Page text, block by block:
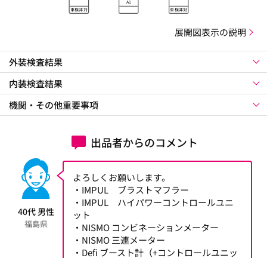
車検非対
応
A1
車検非対
応
展開図表示の説明
外装検査結果
内装検査結果
機関・その他重要事項
出品者からのコメント
40代 男性
福島県
よろしくお願いします。
・IMPUL ブラストマフラー
・IMPUL ハイパワーコントロールユニ
ット
・NISMO コンビネーションメーター
・NISMO 三連メーター
・Defi ブースト計（+コントロールユニッ